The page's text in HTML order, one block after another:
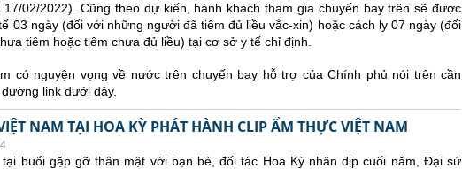
02/2022).
Cũng theo dự kiến, hành khách tham gia chuyến bay trên sẽ được
03 ngày (đối với những người đã tiêm đủ liều vắc-xin) hoặc cách ly 07 ngày (đối
tiêm hoặc tiêm chưa đủ liều) tại cơ sở y tế chỉ định.
có nguyện vọng về nước trên chuyến bay hỗ trợ của Chính phủ nói trên cần
link dưới đây.
NAM TẠI HOA KỲ PHÁT HÀNH CLIP ẨM THỰC VIỆT NAM
tại buổi gặp gỡ thân mật với bạn bè, đối tác Hoa Kỳ nhân dịp cuối năm, Đại sứ